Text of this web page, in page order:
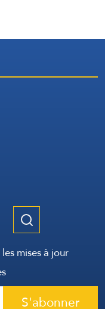
mises à jour
S'abonner